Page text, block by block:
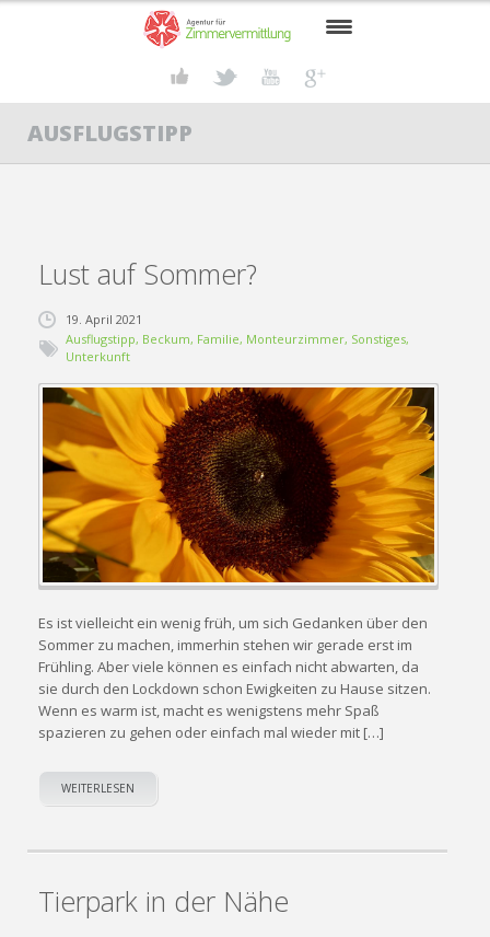
SUCHENDE
BECKUM
AKTUELLES
AUSFLUGSTIPP
Lust auf Sommer?
19. April 2021
Ausflugstipp, Beckum, Familie, Monteurzimmer, Sonstiges,
Unterkunft
Es ist vielleicht ein wenig früh, um sich Gedanken über den
Sommer zu machen, immerhin stehen wir gerade erst im
Frühling. Aber viele können es einfach nicht abwarten, da
sie durch den Lockdown schon Ewigkeiten zu Hause sitzen.
Wenn es warm ist, macht es wenigstens mehr Spaß
spazieren zu gehen oder einfach mal wieder mit […]
WEITERLESEN
Tierpark in der Nähe